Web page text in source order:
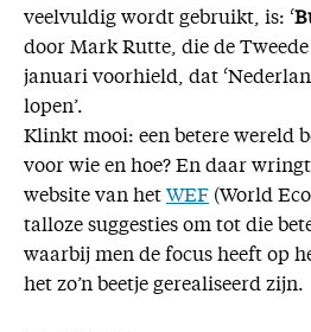
veelvuldig wordt gebruikt, is: ‘
door Mark Rutte, die de
januari voorhield, dat
lopen’.
Klinkt mooi: een betere wereld
voor wie en hoe? En daar
website van het WEF (World
talloze suggesties om tot die
waarbij men de focus heeft op
het zo’n beetje gerealiseerd zijn.